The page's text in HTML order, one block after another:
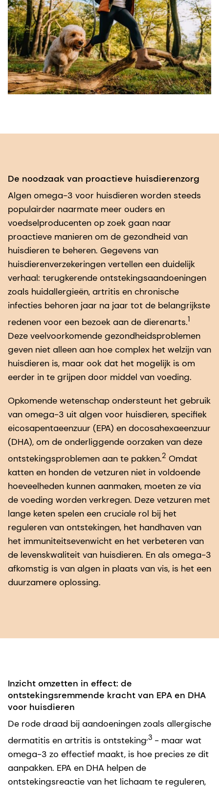
De noodzaak van proactieve huisdierenzorg
Algen omega-3 voor huisdieren worden steeds
populairder naarmate meer ouders en
voedselproducenten op zoek gaan naar
proactieve manieren om de gezondheid van
huisdieren te beheren. Gegevens van
huisdierenverzekeringen vertellen een duidelijk
verhaal: terugkerende ontstekingsaandoeningen
zoals huidallergieën, artritis en chronische
infecties behoren jaar na jaar tot de belangrijkste
redenen voor een bezoek aan de dierenarts.1
Deze veelvoorkomende gezondheidsproblemen
geven niet alleen aan hoe complex het welzijn van
huisdieren is, maar ook dat het mogelijk is om
eerder in te grijpen door middel van voeding.
Opkomende wetenschap ondersteunt het gebruik
van omega-3 uit algen voor huisdieren, specifiek
eicosapentaeenzuur (EPA) en docosahexaeenzuur
(DHA), om de onderliggende oorzaken van deze
ontstekingsproblemen aan te pakken.2 Omdat
katten en honden de vetzuren niet in voldoende
hoeveelheden kunnen aanmaken, moeten ze via
de voeding worden verkregen. Deze vetzuren met
lange keten spelen een cruciale rol bij het
reguleren van ontstekingen, het handhaven van
het immuniteitsevenwicht en het verbeteren van
de levenskwaliteit van huisdieren. En als omega-3
afkomstig is van algen in plaats van vis, is het een
duurzamere oplossing.
Inzicht omzetten in effect: de
ontstekingsremmende kracht van EPA en DHA
voor huisdieren
De rode draad bij aandoeningen zoals allergische
dermatitis en artritis is ontsteking,3 - maar wat
omega-3 zo effectief maakt, is hoe precies ze dit
aanpakken. EPA en DHA helpen de
ontstekingsreactie van het lichaam te reguleren,